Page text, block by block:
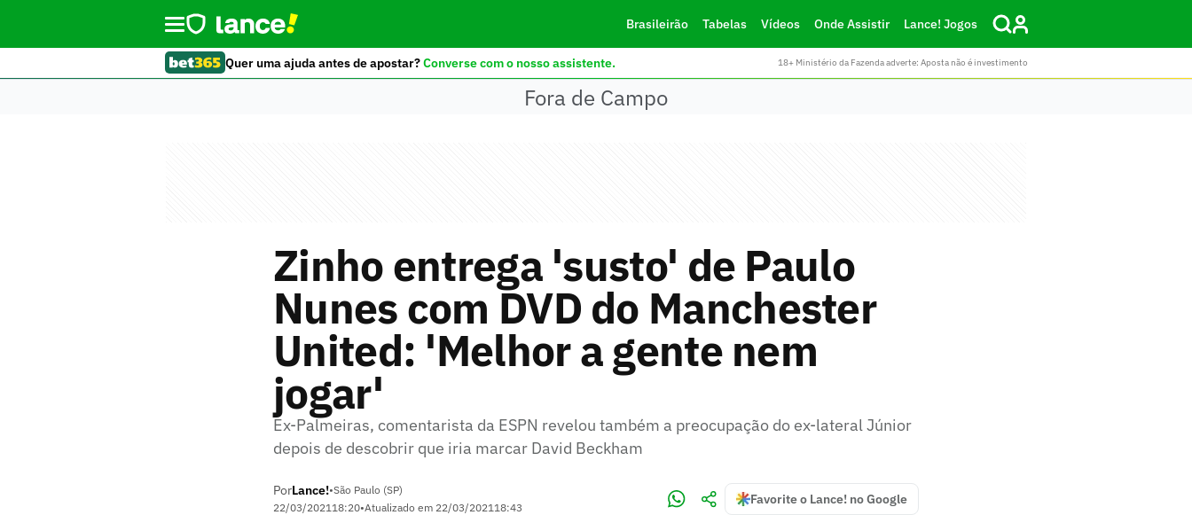
Brasileirão Tabelas Vídeos Onde Assistir Lance! Jogos
Quer uma ajuda antes de apostar?Converse com o nosso assistente. 18+ Ministério da Fazenda adverte: Aposta não é investimento
Fora de Campo
Zinho entrega 'susto' de Paulo
Nunes com DVD do Manchester
United: 'Melhor a gente nem
jogar'
Ex-Palmeiras, comentarista da ESPN revelou também a preocupação do ex-lateral Júnior
depois de descobrir que iria marcar David Beckham
PorLance!•São Paulo (SP)
22/03/202118:20•Atualizado em 22/03/202118:43
Favorite o Lance! no Google